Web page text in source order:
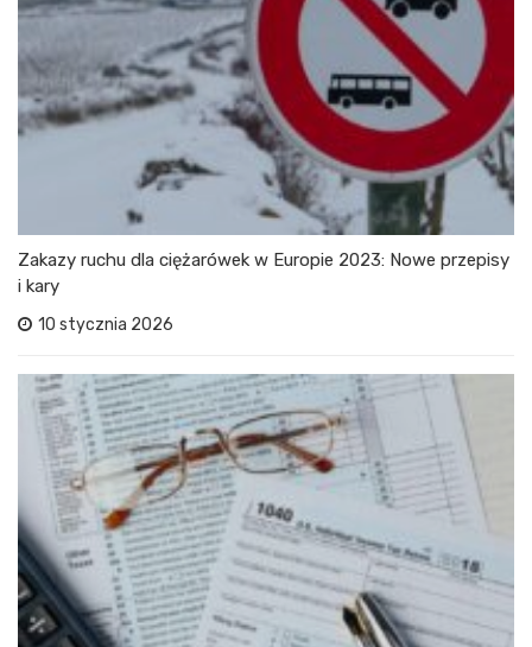
Zakazy ruchu dla ciężarówek w Europie 2023: Nowe przepisy
i kary
10 stycznia 2026